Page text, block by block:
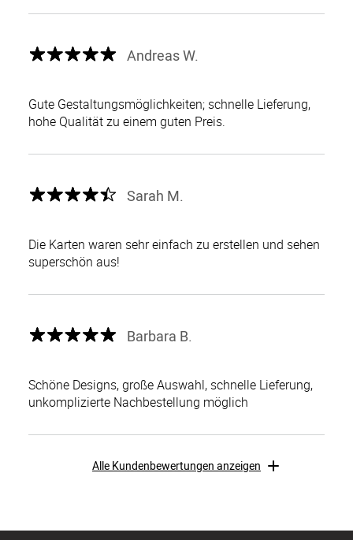
Andreas W.
Gute Gestaltungsmöglichkeiten; schnelle Lieferung,
hohe Qualität zu einem guten Preis.
Sarah M.
Die Karten waren sehr einfach zu erstellen und sehen
superschön aus!
Barbara B.
Schöne Designs, große Auswahl, schnelle Lieferung,
unkomplizierte Nachbestellung möglich
Alle Kundenbewertungen anzeigen